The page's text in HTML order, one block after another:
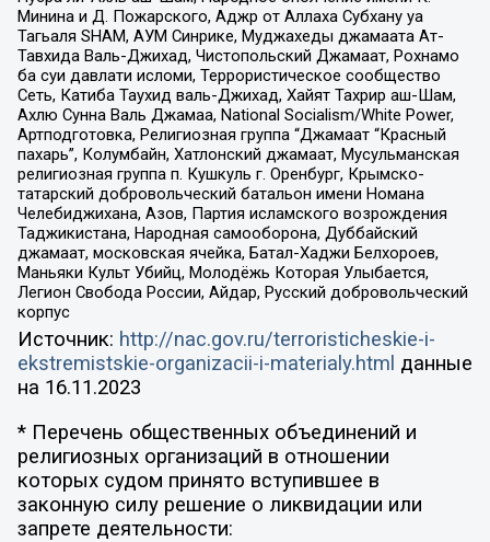
Минина и Д. Пожарского, Аджр от Аллаха Субхану уа
Тагьаля SHAM, АУМ Синрике, Муджахеды джамаата Ат-
Тавхида Валь-Джихад, Чистопольский Джамаат, Рохнамо
ба суи давлати исломи, Террористическое сообщество
Сеть, Катиба Таухид валь-Джихад, Хайят Тахрир аш-Шам,
Ахлю Сунна Валь Джамаа, National Socialism/White Power,
Артподготовка, Религиозная группа “Джамаат “Красный
пахарь”, Колумбайн, Хатлонский джамаат, Мусульманская
религиозная группа п. Кушкуль г. Оренбург, Крымско-
татарский добровольческий батальон имени Номана
Челебиджихана, Азов, Партия исламского возрождения
Таджикистана, Народная самооборона, Дуббайский
джамаат, московская ячейка, Батал-Хаджи Белхороев,
Маньяки Культ Убийц, Молодёжь Которая Улыбается,
Легион Свобода России, Айдар, Русский добровольческий
корпус
Источник: http://nac.gov.ru/terroristicheskie-i-
ekstremistskie-organizacii-i-materialy.html данные
на 16.11.2023
* Перечень общественных объединений и
религиозных организаций в отношении
которых судом принято вступившее в
законную силу решение о ликвидации или
запрете деятельности: